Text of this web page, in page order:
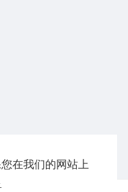
在我们的网站上